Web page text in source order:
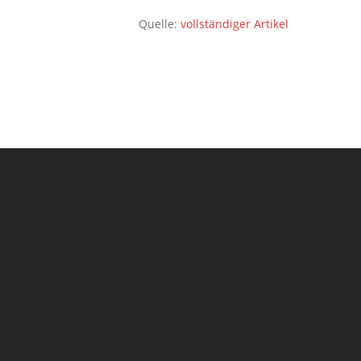
Quelle: vollständiger Artikel